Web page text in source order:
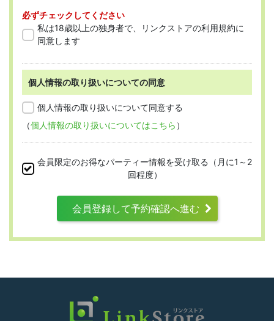
「会員」とは、本規約に従って会員登録
をした人を指します。
第2条 （適用範囲）
本規約は、すべての会員に適用され、登録手
ります。
第3条 （利用資格）
いものとします。
必ずチェックしてください
私は18歳以上の独身者で、リンクストアの利用規約に
同意します
個人情報の取り扱いについての同意
個人情報の取り扱いについて同意する
（個人情報の取り扱いについてはこちら ）
会員限定のお得なパーティー情報を受け取る（月に1～2
回程度）
会員登録して予約確認へ進む